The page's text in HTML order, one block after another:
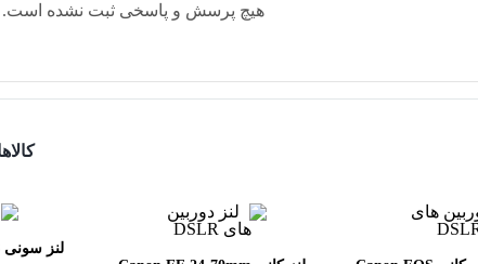
هیچ پرسش و پاسخی ثبت نشده است.
لنز سونی Sony FE 35mm f/1.8